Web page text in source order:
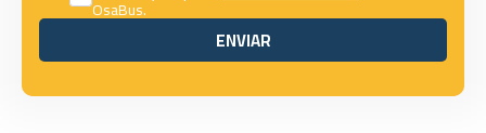
OsaBus.
ENVIAR
ENVIAR